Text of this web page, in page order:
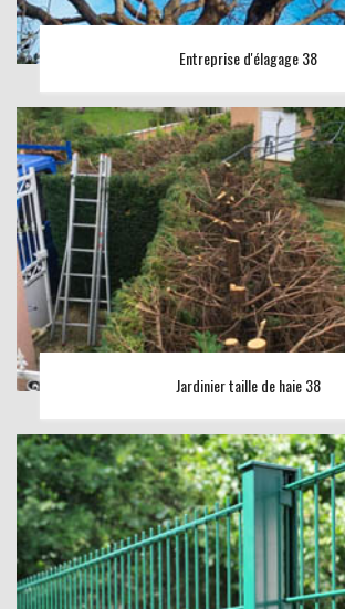
Entreprise d'élagage 38
Jardinier taille de haie 38